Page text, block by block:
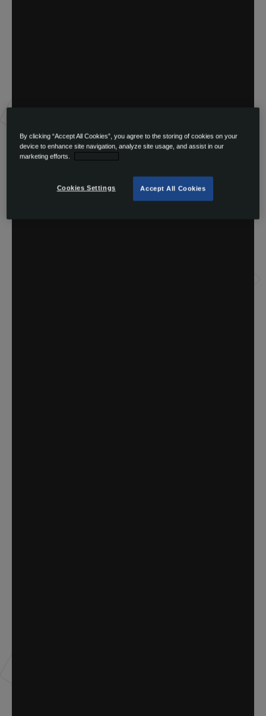
By clicking “Accept All Cookies”, you agree to the storing of cookies on your
device to enhance site navigation, analyze site usage, and assist in our
marketing efforts.
Accept All Cookies
Cookies Settings